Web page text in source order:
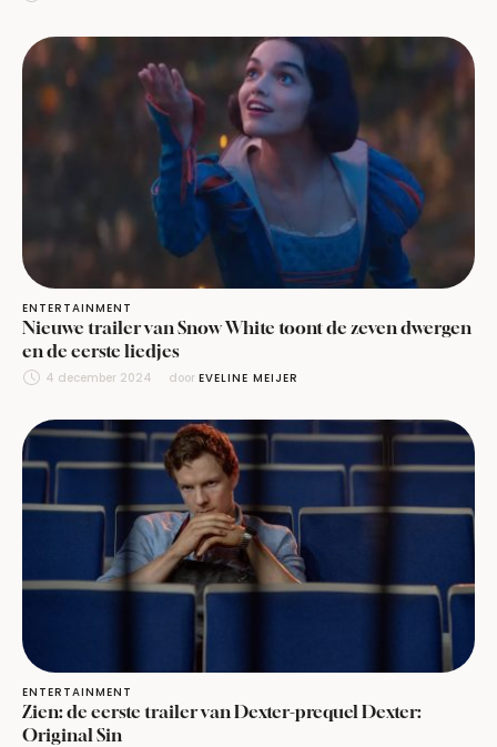
ENTERTAINMENT
Nieuwe trailer van Snow White toont de zeven dwergen
en de eerste liedjes
4 december 2024 door EVELINE MEIJER
ENTERTAINMENT
Zien: de eerste trailer van Dexter-prequel Dexter:
Original Sin